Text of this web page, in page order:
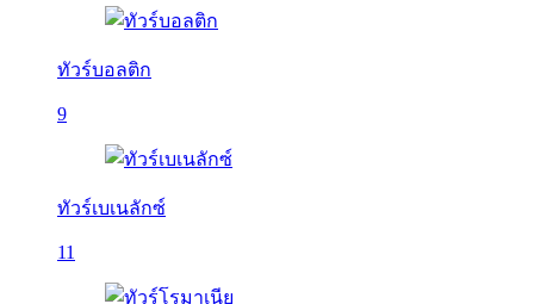
ทัวร์บอลติก
9
ทัวร์เบเนลักซ์
11